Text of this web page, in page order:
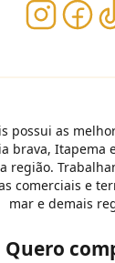
possui as
brava, Itapema
região.
comerciais e
mar e demais
Quero